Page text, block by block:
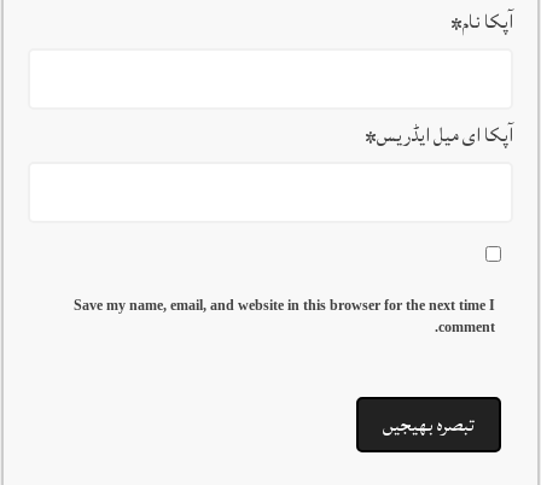
آپکا نام*
آپکا ای میل ایڈریس*
Save my name, email, and website in this browser for the next time I
comment.